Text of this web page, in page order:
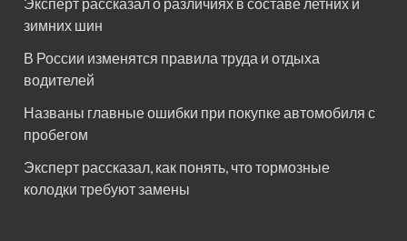
зимних шин
В России изменятся правила труда и отдыха
водителей
Названы главные ошибки при покупке автомобиля с
пробегом
Эксперт рассказал, как понять, что тормозные
колодки требуют замены